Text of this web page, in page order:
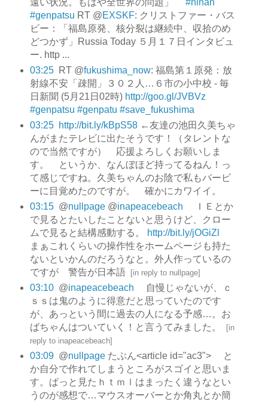
#genpatsu RT @EXSKF: クリストファー・バス
ビー：「福島原発、核分裂は継続中、収拾のめ
どつかず」Russia Today ５月１７日インタビュ
ー. http ...
03:25
RT @fukushima_now: 福島第１原発：放
射線不安「疎開」３０２人…６市の小中校 - 毎
日新聞 (5月21日02時) http://goo.gl/JVBVz
#genpatsu #genpatu #save_fukushima
03:25
http://bit.ly/kBpS58←友達の池田久美ちゃ
んがまたテレビに出たそうです！（タレントな
ので当然ですが） 応援よろしくお願いしま
す。 というか、なんぼほど持ってるねん！っ
て感じですね。久美ちゃんのお陰で私もバービ
ーに目覚めたのですが。 確かにカワイイ。
03:15 @nullpage@inapeacebeach ＩＥとか
で見るとたいしたことないと思うけど、クロー
ムで見ると結構感動する。
http://bit.ly/jOGiZl
まぁこれくらいの操作性をホームページも持た
ないといかんのだろうなと。外人作っているの
ですが 警告が日本語[in reply to nullpage]
03:10 @inapeacebeach 自慢じゃないが、ｃ
ｓｓは鬼のように得意だと思っていたのです
が、あっという間に過去の人になる予感…。お
ばちゃんはついていく！と言うてみました。
[in
reply to inapeacebeach]
03:09 @nullpageたぶん<article id="ac3"> と
か自分で作れてしまうところがスゴイと思いま
す。ぱっと見たｈｔｍｌはまったく違うなとい
うのが感想で…マウスオーバーとか角丸とか簡